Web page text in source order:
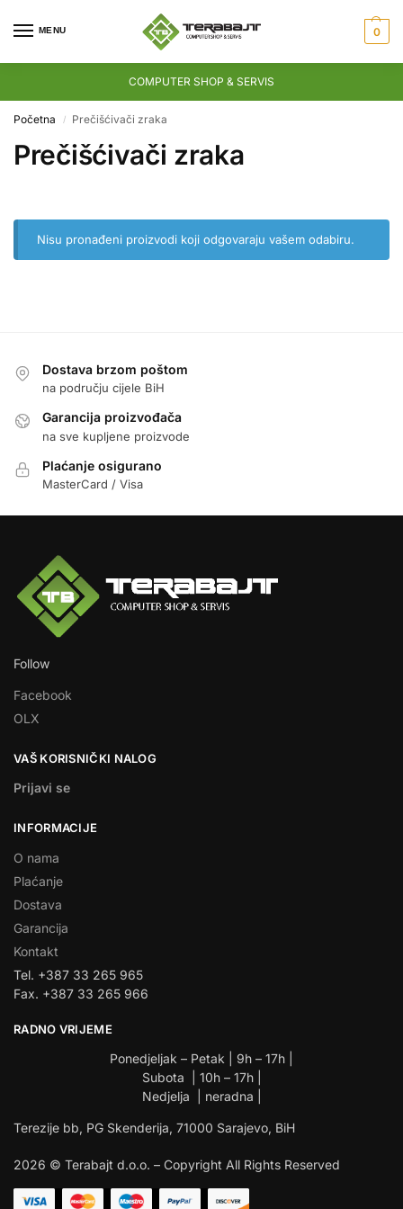
MENU 0
COMPUTER SHOP & SERVIS
Početna / Prečišćivači zraka
Prečišćivači zraka
Nisu pronađeni proizvodi koji odgovaraju vašem odabiru.
Dostava brzom poštom
na području cijele BiH
Garancija proizvođača
na sve kupljene proizvode
Plaćanje osigurano
MasterCard / Visa
Follow
Facebook
OLX
VAŠ KORISNIČKI NALOG
Prijavi se
INFORMACIJE
O nama
Plaćanje
Dostava
Garancija
Kontakt
Tel. +387 33 265 965
Fax. +387 33 265 966
RADNO VRIJEME
Ponedjeljak – Petak | 9h – 17h |
Subota | 10h – 17h |
Nedjelja | neradna |
Terezije bb, PG Skenderija, 71000 Sarajevo, BiH
2026 © Terabajt d.o.o. – Copyright All Rights Reserved